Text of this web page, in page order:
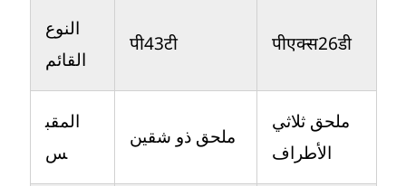
النوع
القائم
पी43टी पीएक्स26डी
المقب
س
ملحق ذو شقين
ملحق ثلاثي
الأطراف